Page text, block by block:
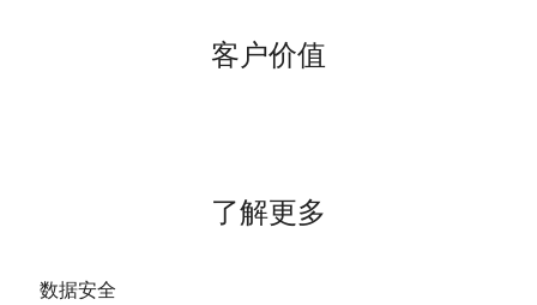
客户价值
了解更多
数据安全